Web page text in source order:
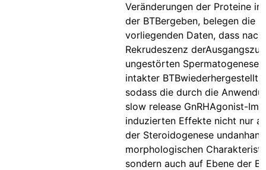
Veränderungen der Proteine
der BTBergeben, belegen die
vorliegenden Daten, dass
Rekrudeszenz
ungestörten Spermatogenese
intakter BTBwiederhergestellt
sodass die durch die
slow release GnRHAgonist-
induzierten Effekte nicht nur
der Steroidogenese
morphologischen
sondern auch auf Ebene der